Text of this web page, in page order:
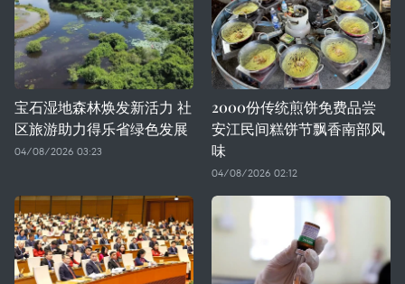
宝石湿地森林焕发新活力 社
区旅游助力得乐省绿色发展
04/08/2026 03:23
2000份传统煎饼免费品尝
安江民间糕饼节飘香南部风
味
04/08/2026 02:12